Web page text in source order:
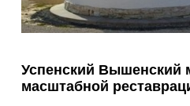
Успенский Вышенский
масштабной